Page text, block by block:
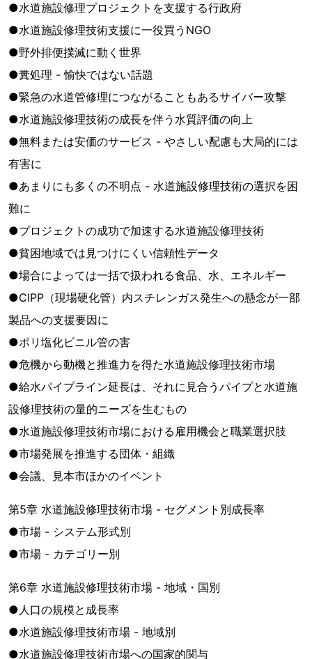
●水道施設修理プロジェクトを支援する行政府
●水道施設修理技術支援に一役買うNGO
●野外排便撲滅に動く世界
●糞処理 - 愉快ではない話題
●緊急の水道管修理につながることもあるサイバー攻撃
●水道施設修理技術の成長を伴う水質評価の向上
●無料または安価のサービス - やさしい配慮も大局的には
有害に
●あまりにも多くの不明点 - 水道施設修理技術の選択を困
難に
●プロジェクトの成功で加速する水道施設修理技術
●貧困地域では見つけにくい信頼性データ
●場合によっては一括で扱われる食品、水、エネルギー
●CIPP（現場硬化管）内スチレンガス発生への懸念が一部
製品への支援要因に
●ポリ塩化ビニル管の害
●危機から動機と推進力を得た水道施設修理技術市場
●給水パイプライン延長は、それに見合うパイプと水道施
設修理技術の量的ニーズを生むもの
●水道施設修理技術市場における雇用機会と職業選択肢
●市場発展を推進する団体・組織
●会議、見本市ほかのイベント
第5章 水道施設修理技術市場 - セグメント別成長率
●市場 - システム形式別
●市場 - カテゴリー別
第6章 水道施設修理技術市場 - 地域・国別
●人口の規模と成長率
●水道施設修理技術市場 - 地域別
●水道施設修理技術市場への国家的関与